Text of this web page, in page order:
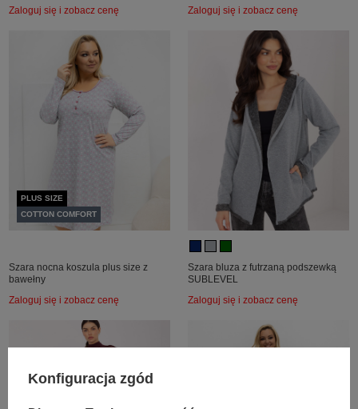
Zaloguj się i zobacz cenę Zaloguj się i zobacz cenę
PLUS SIZE
COTTON COMFORT
Szara nocna koszula plus size z
bawełny
Zaloguj się i zobacz cenę
Szara bluza z futrzaną podszewką
SUBLEVEL
Zaloguj się i zobacz cenę
Konfiguracja zgód